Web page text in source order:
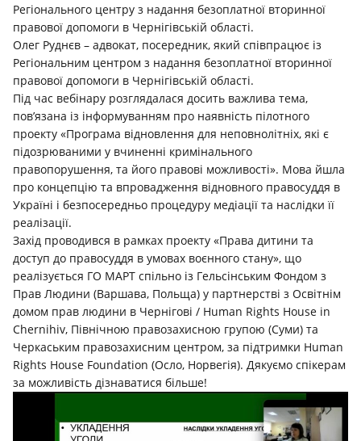
Регіонального центру з надання безоплатної вторинної
правової допомоги в Чернігівській області.
Олег Руднєв – адвокат, посередник, який співпрацює із
Регіональним центром з надання безоплатної вторинної
правової допомоги в Чернігівській області.
Під час вебінару розглядалася досить важлива тема,
пов’язана із інформуванням про наявність пілотного
проекту «Програма відновлення для неповнолітніх, які є
підозрюваними у вчиненні кримінального
правопорушення, та його правові можливості». Мова йшла
про концепцію та впровадження відновного правосуддя в
Україні і безпосередньо процедуру медіації та наслідки її
реалізації.
Захід проводився в рамках проекту «Права дитини та
доступ до правосуддя в умовах воєнного стану», що
реалізується ГО МАРТ спільно із Гельсінським Фондом з
Прав Людини (Варшава, Польща) у партнерстві з Освітнім
домом прав людини в Чернігові / Human Rights House in
Chernihiv, Північною правозахисною групою (Суми) та
Черкаським правозахисним центром, за підтримки Human
Rights House Foundation (Осло, Норвегія). Дякуємо спікерам
за можливість дізнаватися більше!